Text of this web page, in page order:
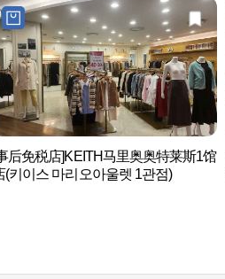
后免税店]KEITH马里奥奥特莱斯1馆
(키이스 마리오아울렛 1관점)